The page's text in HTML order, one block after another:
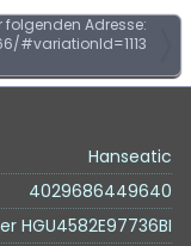
folgenden Adresse:
#variationId=1113
Hanseatic
4029686449640
HGU4582E97736BI